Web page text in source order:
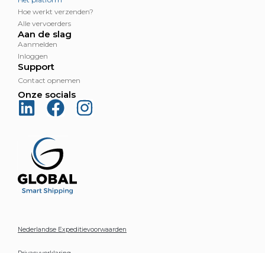
Hoe werkt verzenden?
Alle vervoerders
Aan de slag
Aanmelden
Inloggen
Support
Contact opnemen
Onze socials
Nederlandse Expeditievoorwaarden